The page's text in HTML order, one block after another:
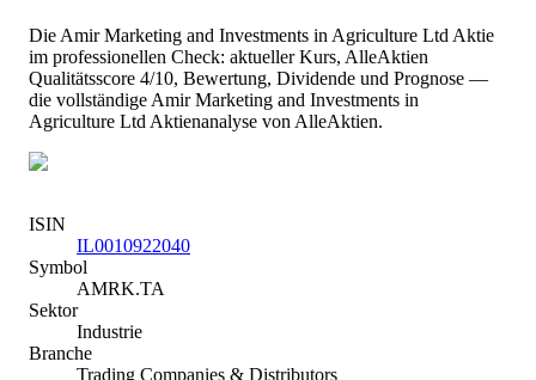
Die Amir Marketing and Investments in Agriculture Ltd Aktie
im professionellen Check: aktueller Kurs, AlleAktien
Qualitätsscore 4/10, Bewertung, Dividende und Prognose —
die vollständige Amir Marketing and Investments in
Agriculture Ltd Aktienanalyse von AlleAktien.
ISIN
IL0010922040
Symbol
AMRK.TA
Sektor
Industrie
Branche
Trading Companies & Distributors